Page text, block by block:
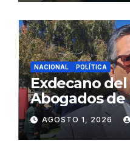
NACIONAL POLÍTICA
Exdecano
Abogados
propuestas
ciudadana
AGOSTO 1, 2026